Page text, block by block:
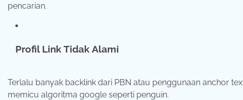
pencarian.
Profil Link Tidak Alami
Terlalu banyak backlink dari PBN atau penggunaan anchor
memicu algoritma google seperti penguin.